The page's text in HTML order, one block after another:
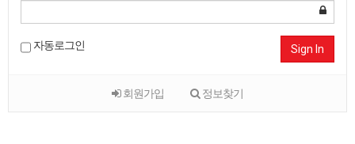
자동로그인 Sign In
회원가입 정보찾기